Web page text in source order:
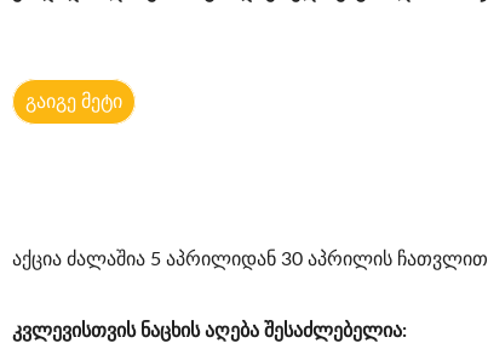
გაიგე მეტი
აქცია ძალაშია 5 აპრილიდან 30 აპრილის
კვლევისთვის ნაცხის აღება შესაძლებელია: